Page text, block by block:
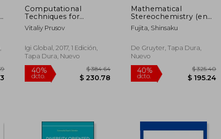
Computational
Techniques for
Modeling
Atmospheric
in Environmental
Engineering and
(en Inglés)
Vitaliy Prusov
Igi Global, 2017, 1 Edición,
Tapa Dura, Nuevo
40%
Mathematical
Stereochemistry (en
Inglés)
Fujita, Shinsaku
De Gruyter, Tapa Dura,
Nuevo